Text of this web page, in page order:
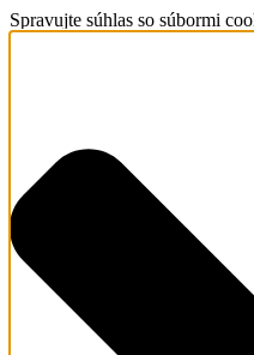
Spravujte súhlas so súbormi